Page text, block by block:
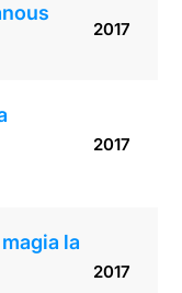
2017
2017
la
2017